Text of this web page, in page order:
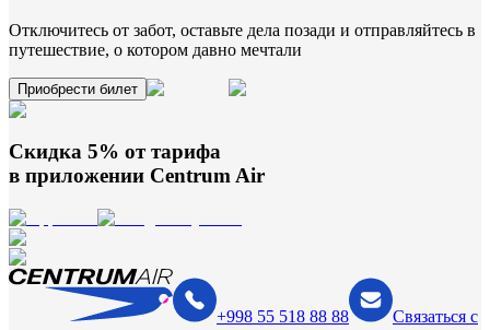
Отключитесь от забот, оставьте дела позади и отправляйтесь в
путешествие, о котором давно мечтали
Приобрести билет
Скидка 5% от тарифа
в приложении Centrum Air
+998 55 518 88 88
Связаться с